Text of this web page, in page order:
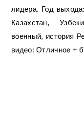
лидера. Год
Казахстан,
военный, история
видео: Отличное +